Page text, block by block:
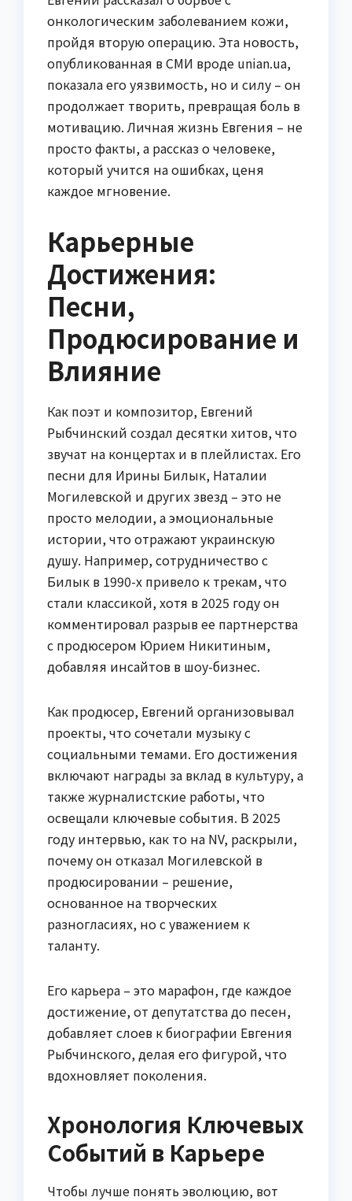
онкологическим заболеванием кожи,
пройдя вторую операцию. Эта новость,
опубликованная в СМИ вроде unian.ua,
показала его уязвимость, но и силу – он
продолжает творить, превращая боль в
мотивацию. Личная жизнь Евгения – не
просто факты, а рассказ о человеке,
который учится на ошибках, ценя
каждое мгновение.
Карьерные
Достижения:
Песни,
Продюсирование и
Влияние
Как поэт и композитор, Евгений
Рыбчинский создал десятки хитов, что
звучат на концертах и в плейлистах. Его
песни для Ирины Билык, Наталии
Могилевской и других звезд – это не
просто мелодии, а эмоциональные
истории, что отражают украинскую
душу. Например, сотрудничество с
Билык в 1990-х привело к трекам, что
стали классикой, хотя в 2025 году он
комментировал разрыв ее партнерства
с продюсером Юрием Никитиным,
добавляя инсайтов в шоу-бизнес.
Как продюсер, Евгений организовывал
проекты, что сочетали музыку с
социальными темами. Его достижения
включают награды за вклад в культуру, а
также журналистские работы, что
освещали ключевые события. В 2025
году интервью, как то на NV, раскрыли,
почему он отказал Могилевской в
продюсировании – решение,
основанное на творческих
разногласиях, но с уважением к
таланту.
Его карьера – это марафон, где каждое
достижение, от депутатства до песен,
добавляет слоев к биографии Евгения
Рыбчинского, делая его фигурой, что
вдохновляет поколения.
Хронология Ключевых
Событий в Карьере
Чтобы лучше понять эволюцию, вот